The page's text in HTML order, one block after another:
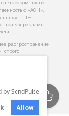
by SendPulse
Allow
авторском праве.
«АСН»,
PR –
правах рекламы.
распространение
, строго